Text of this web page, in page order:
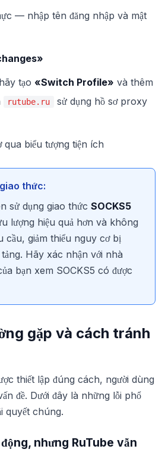
— nhập tên đăng nhập và mật
tạo «Switch Profile» và thêm
rutube.ru
sử dụng hồ sơ proxy
qua biểu tượng tiện ích
thức:
sử dụng giao thức SOCKS5
lượng hiệu quả hơn và không
cầu, giảm thiểu nguy cơ bị
Hãy xác nhận với nhà
bạn xem SOCKS5 có được
gặp và cách tránh
thiết lập đúng cách, người dùng
đề. Dưới đây là những lỗi phổ
quyết chúng.
nhưng RuTube vẫn